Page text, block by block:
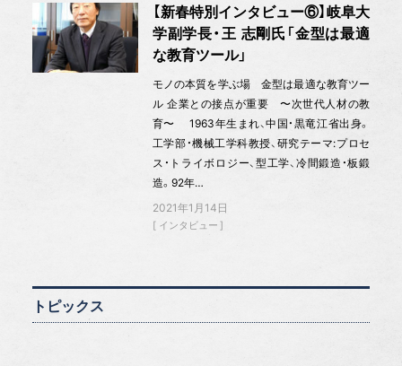
【新春特別インタビュー⑥】岐阜大
学副学長・王 志剛氏「金型は最適
な教育ツール」
モノの本質を学ぶ場 金型は最適な教育ツー
ル 企業との接点が重要 〜次世代人材の教
育〜 1963年生まれ、中国・黒竜江省出身。
工学部・機械工学科教授、研究テーマ:プロセ
ス・トライボロジー、型工学、冷間鍛造・板鍛
造。92年…
2021年1月14日
インタビュー
トピックス